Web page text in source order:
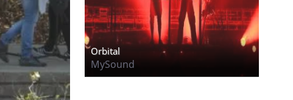
Orbital
MySound